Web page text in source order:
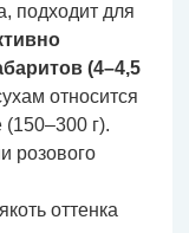
подходит для
(4–4,5
относится
г).
розового
оттенка